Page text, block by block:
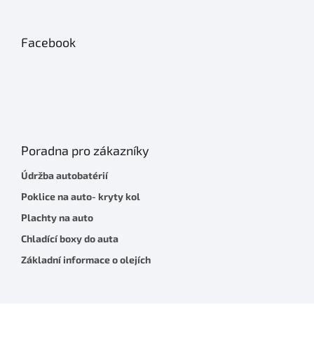
Facebook
Poradna pro zákazníky
Údržba autobatérií
Poklice na auto- kryty kol
Plachty na auto
Chladící boxy do auta
Základní informace o olejích